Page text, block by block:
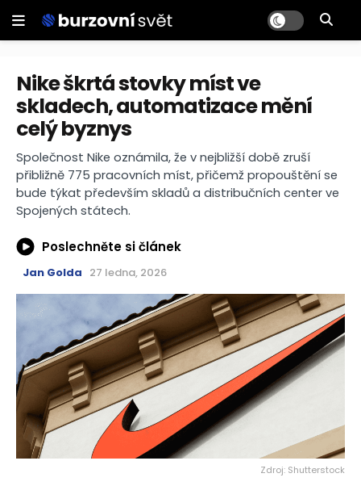
Nike škrtá stovky míst ve
skladech, automatizace mění
celý byznys
Společnost Nike oznámila, že v nejbližší době zruší
přibližně 775 pracovních míst, přičemž propouštění se
bude týkat především skladů a distribučních center ve
Spojených státech.
Poslechněte si článek
Jan Golda 27 ledna, 2026
Zdroj: Shutterstock